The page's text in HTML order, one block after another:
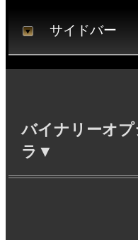
サイドバー
バイナリーオ
ラ▼